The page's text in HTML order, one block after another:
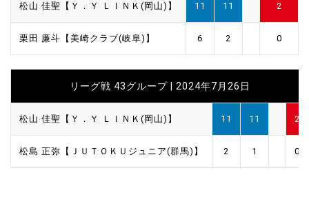
松山 佳聖【Ｙ．Ｙ ＬＩＮＫ(岡山)】 11 11 2
栗田 廉斗【美崎クラブ(岐阜)】 6 2 0
リーグ戦 43グループ | 2024年7月26日
松山 佳聖【Ｙ．Ｙ ＬＩＮＫ(岡山)】 11 11 2
松島 正弥【ＪＵＴＯＫＵジュニア(群馬)】 2 1 0